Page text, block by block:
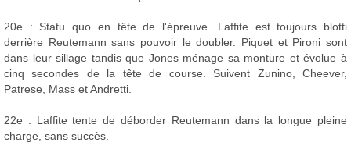
20e : Statu quo en tête de l'épreuve. Laffite est toujours blotti
derrière Reutemann sans pouvoir le doubler. Piquet et Pironi sont
dans leur sillage tandis que Jones ménage sa monture et évolue à
cinq secondes de la tête de course. Suivent Zunino, Cheever,
Patrese, Mass et Andretti.
22e : Laffite tente de déborder Reutemann dans la longue pleine
charge, sans succès.